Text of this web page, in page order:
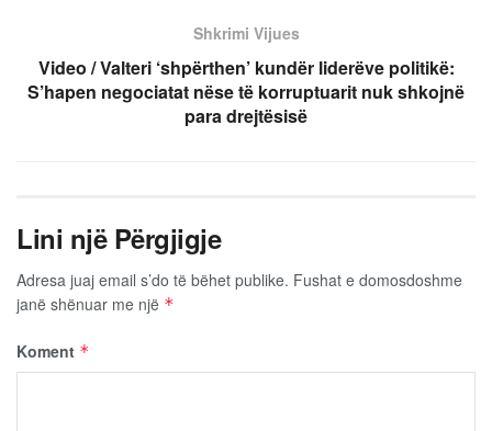
Shkrimi Vijues
Video / Valteri ‘shpërthen’ kundër liderëve politikë:
S’hapen negociatat nëse të korruptuarit nuk shkojnë
para drejtësisë
Lini një Përgjigje
Adresa juaj email s’do të bëhet publike. Fushat e domosdoshme
janë shënuar me një *
Koment *